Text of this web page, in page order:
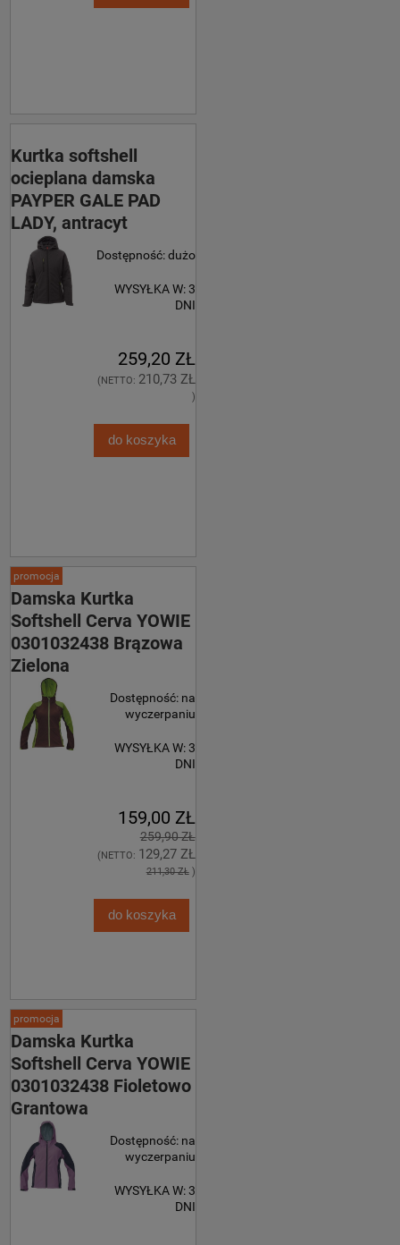
Kurtka softshell
ocieplana damska
PAYPER GALE PAD
LADY, antracyt
Dostępność: dużo
WYSYŁKA W: 3
DNI
259,20 ZŁ
(NETTO: 210,73 ZŁ
)
do koszyka
Damska Kurtka
Softshell Cerva YOWIE
0301032438 Brązowa
Zielona
Dostępność: na
wyczerpaniu
WYSYŁKA W: 3
DNI
159,00 ZŁ
259,90 ZŁ
(NETTO: 129,27 ZŁ
211,30 ZŁ)
do koszyka
promocja
Damska Kurtka
Softshell Cerva YOWIE
0301032438 Fioletowo
Grantowa
Dostępność: na
wyczerpaniu
WYSYŁKA W: 3
DNI
promocja